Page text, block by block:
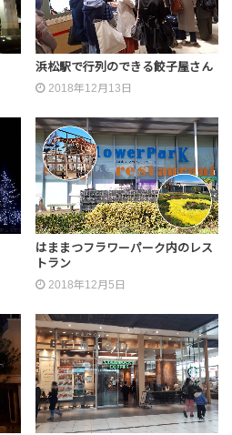
浜松駅で行列のできる餃子屋さん
2018年12月13日
はままつフラワーパーク内のレス
トラン
2018年12月5日